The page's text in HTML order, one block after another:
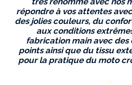
répondre à vos attentes
des jolies couleurs, du
aux conditions
fabrication main avec
points ainsi que du tissu
pour la pratique du moto
.